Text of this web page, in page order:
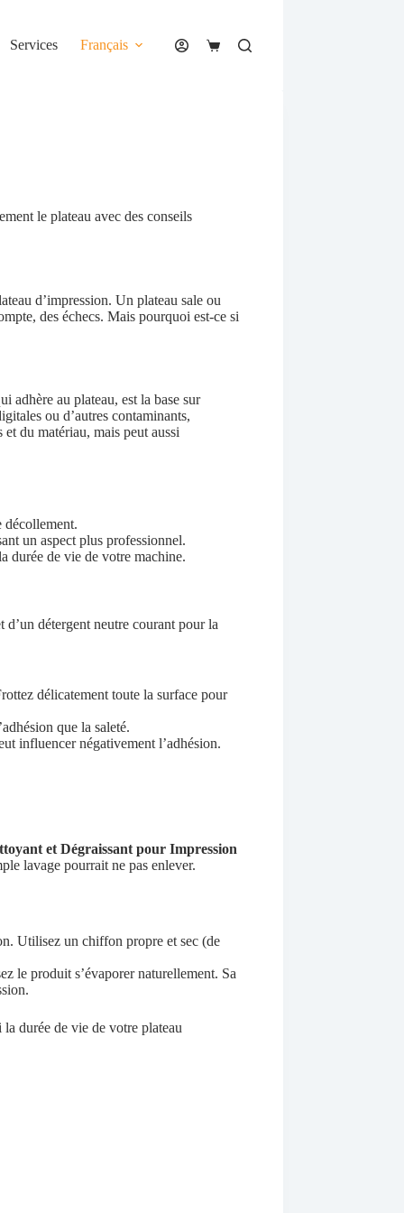
Services Français
Panier
le plateau avec des conseils
d’impression. Un plateau sale ou
des échecs. Mais pourquoi est-ce si
adhère au plateau, est la base sur
ou d’autres contaminants,
du matériau, mais peut aussi
décollement.
un aspect plus professionnel.
durée de vie de votre machine.
détergent neutre courant pour la
délicatement toute la surface pour
que la saleté.
influencer négativement l’adhésion.
et Dégraissant pour Impression
lavage pourrait ne pas enlever.
Utilisez un chiffon propre et sec (de
le produit s’évaporer naturellement. Sa
durée de vie de votre plateau